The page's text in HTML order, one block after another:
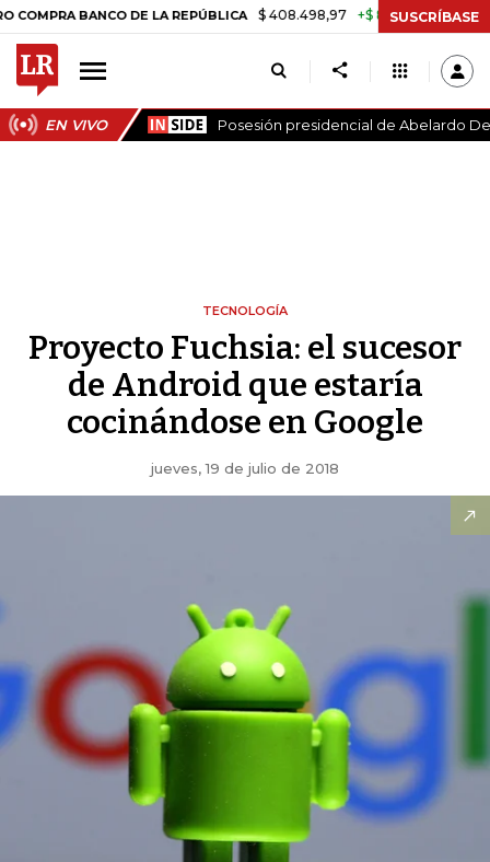
BANCO DE LA REPÚBLICA $ 408.498,97 +$ 8.753,81 +2,19%
SUSCRÍBASE
EN VIVO Posesión presidencial de Abelardo
TECNOLOGÍA
Proyecto Fuchsia: el sucesor
de Android que estaría
cocinándose en Google
jueves, 19 de julio de 2018